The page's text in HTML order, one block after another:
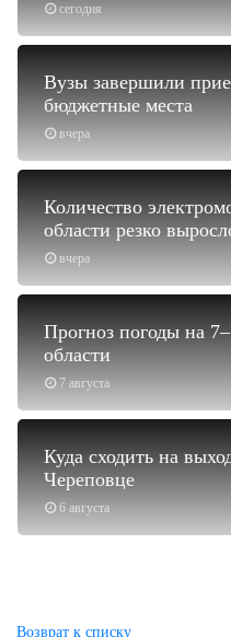
сегодня
вчера
Вузы завершили
бюджетные места
вчера
Количество
области резко
7 августа
Прогноз погоды на
области
6 августа
Куда сходить на
Череповце
Возврат к списку